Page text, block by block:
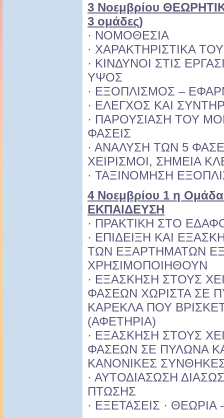
3 Νοεμβρίου
3 ομάδες)
· ΝΟΜΟΘΕΣΙΑ
· ΧΑΡΑΚΤΗΡΙΣΤΙΚΑ
· ΚΙΝΔΥΝΟΙ ΣΤΙΣ
ΥΨΟΣ
· ΕΞΟΠΛΙΣΜΟΣ –
· ΕΛΕΓΧΟΣ ΚΑΙ
· ΠΑΡΟΥΣΙΑΣΗ ΤΟΥ
ΦΑΣΕΙΣ
· ΑΝΑΛΥΣΗ ΤΩΝ 5
ΧΕΙΡΙΣΜΟΙ, ΣΗΜΕΙΑ
· ΤΑΞΙΝΟΜΗΣΗ
4 Νοεμβρίου 1 η
ΕΚΠΑΙΔΕΥΣΗ
· ΠΡΑΚΤΙΚΗ ΣΤΟ
· ΕΠΙΔΕΙΞΗ ΚΑΙ
ΤΩΝ ΕΞΑΡΤΗΜΑΤΩΝ
ΧΡΗΣΙΜΟΠΟΙΗΘΟΥΝ
· ΕΞΑΣΚΗΣΗ ΣΤΟΥΣ
ΦΑΣΕΩΝ ΧΩΡΙΣΤΑ ΣΕ
ΚΑΡΕΚΛΑ ΠΟΥ
(ΑΦΕΤΗΡΙΑ)
· ΕΞΑΣΚΗΣΗ ΣΤΟΥΣ
ΦΑΣΕΩΝ ΣΕ ΠΥΛΩΝΑ
ΚΑΝΟΝΙΚΕΣ
· ΑΥΤΟΔΙΑΣΩΣΗ
ΠΤΩΣΗΣ
· ΕΞΕΤΑΣΕΙΣ · ΘΕΩΡΙΑ